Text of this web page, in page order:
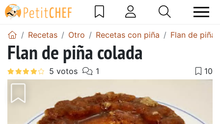
Recetas Otro Recetas con piña Flan de piña
Flan de piña colada